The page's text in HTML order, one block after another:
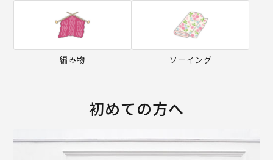
編み物 ソーイング
初めての方へ